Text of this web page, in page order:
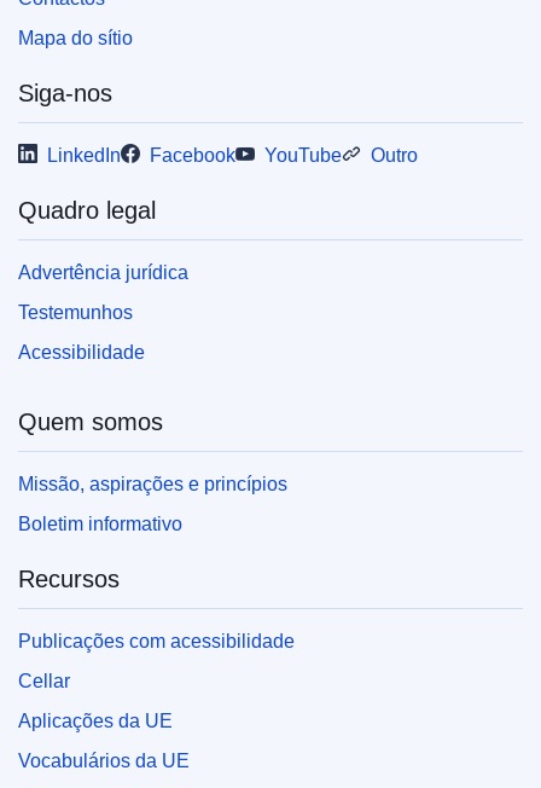
Mapa do sítio
Siga-nos
LinkedIn Facebook YouTube Outro
Quadro legal
Advertência jurídica
Testemunhos
Acessibilidade
Quem somos
Missão, aspirações e princípios
Boletim informativo
Recursos
Publicações com acessibilidade
Cellar
Aplicações da UE
Vocabulários da UE